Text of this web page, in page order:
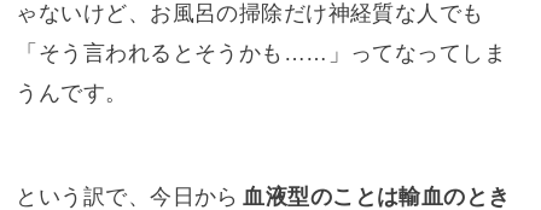
ゃないけど、お風呂の掃除だけ神経質な人でも
「そう言われるとそうかも……」ってなってしま
うんです。
という訳で、今日から 血液型のことは輸血のとき